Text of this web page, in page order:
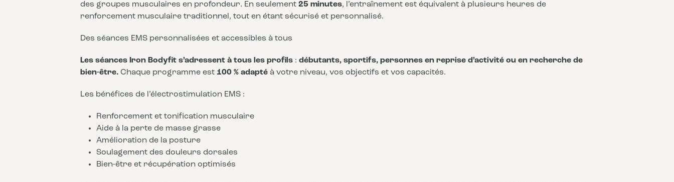
des groupes musculaires en profondeur. En seulement 25 minutes, l’entraînement est équivalent à plusieurs heures de
renforcement musculaire traditionnel, tout en étant sécurisé et personnalisé.
Des séances EMS personnalisées et accessibles à tous
Les séances Iron Bodyfit s’adressent à tous les profils : débutants, sportifs, personnes en reprise d’activité ou en recherche de
bien-être. Chaque programme est 100 % adapté à votre niveau, vos objectifs et vos capacités.
Les bénéfices de l’électrostimulation EMS :
Renforcement et tonification musculaire
Aide à la perte de masse grasse
Amélioration de la posture
Soulagement des douleurs dorsales
Bien-être et récupération optimisés